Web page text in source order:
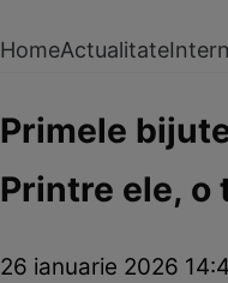
HomeActualitate
Primele
Printre ele, o
26 ianuarie 2026